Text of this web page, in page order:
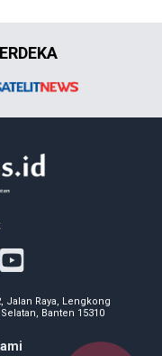
Jalan Raya, Lengkong
Banten 15310